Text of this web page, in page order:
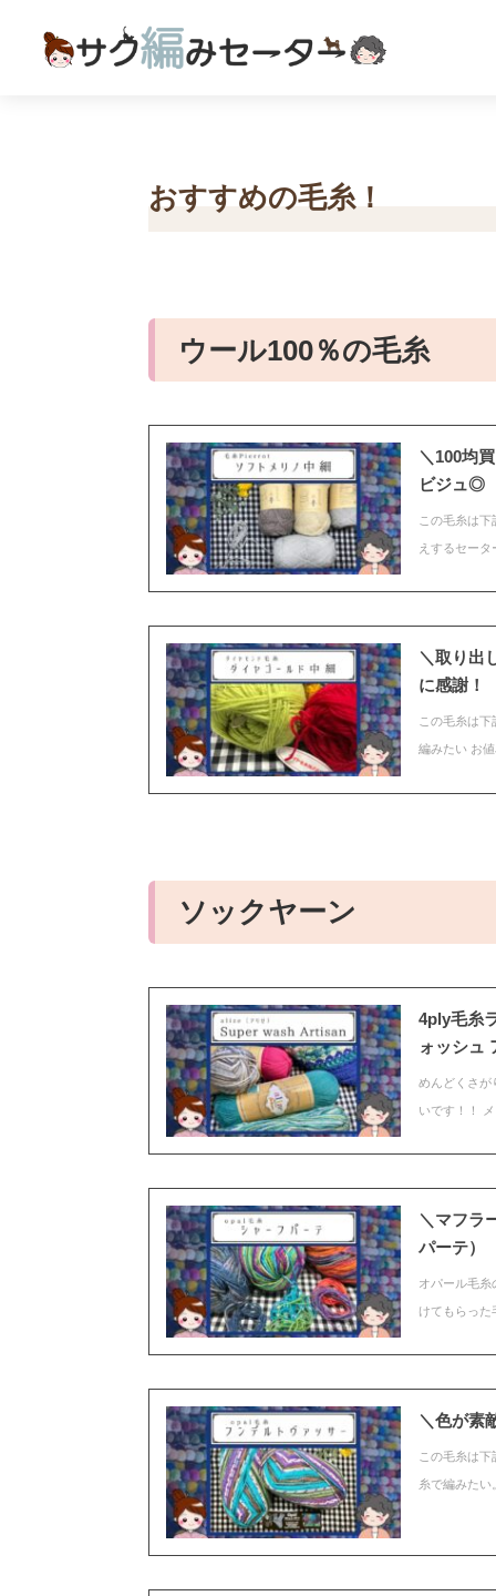
おすすめの毛糸！
ウール100％の毛糸
＼100均
ビジュ◎
この毛糸は
えするセー
＼取り出
に感謝！
この毛糸は下
編みたい お
ソックヤーン
4ply毛糸
ォッシュ
めんどくさが
いです！！
＼マフラ
パーテ）
オパール毛糸
けてもらっ
＼色が素
この毛糸は
糸で編みた